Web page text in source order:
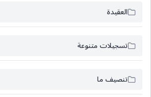
العقيدة
تسجيلات متنوعة
تنصيف ما